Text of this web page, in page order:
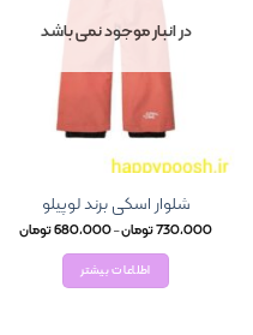
در انبار موجود نمی باشد
شلوار اسکی برند لوپیلو
730,000تومان–
680,000تومانPrice
اطلاعات بیشتر